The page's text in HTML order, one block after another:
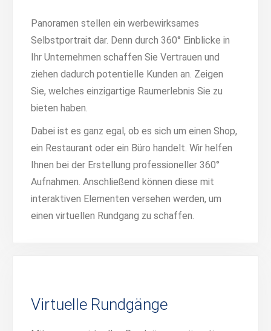
Panoramen stellen ein werbewirksames
Selbstportrait dar. Denn durch 360° Einblicke in
Ihr Unternehmen schaffen Sie Vertrauen und
ziehen dadurch potentielle Kunden an. Zeigen
Sie, welches einzigartige Raumerlebnis Sie zu
bieten haben.
Dabei ist es ganz egal, ob es sich um einen Shop,
ein Restaurant oder ein Büro handelt. Wir helfen
Ihnen bei der Erstellung professioneller 360°
Aufnahmen. Anschließend können diese mit
interaktiven Elementen versehen werden, um
einen virtuellen Rundgang zu schaffen.
Virtuelle Rundgänge